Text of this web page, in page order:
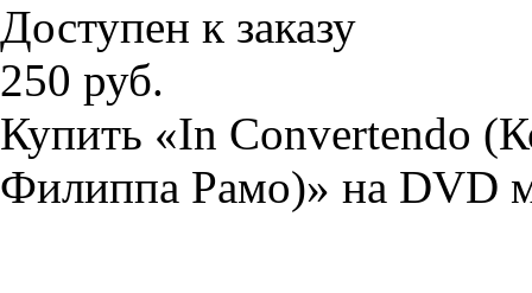
Доступен к заказу
250 руб.
Купить «In Convertendo
Филиппа Рамо)» на DVD